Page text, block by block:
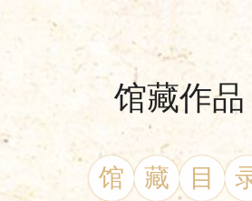
馆藏作品
馆 藏 目